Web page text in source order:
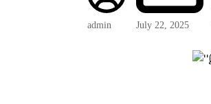
admin July 22, 2025